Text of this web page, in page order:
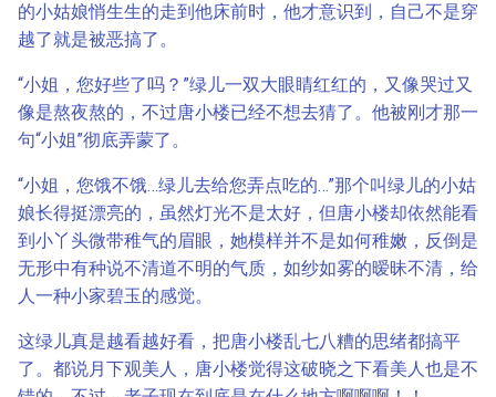
的小姑娘悄生生的走到他床前时，他才意识到，自己不是穿
越了就是被恶搞了。
“小姐，您好些了吗？”绿儿一双大眼睛红红的，又像哭过又
像是熬夜熬的，不过唐小楼已经不想去猜了。他被刚才那一
句“小姐”彻底弄蒙了。
“小姐，您饿不饿…绿儿去给您弄点吃的…”那个叫绿儿的小姑
娘长得挺漂亮的，虽然灯光不是太好，但唐小楼却依然能看
到小丫头微带稚气的眉眼，她模样并不是如何稚嫩，反倒是
无形中有种说不清道不明的气质，如纱如雾的暧昧不清，给
人一种小家碧玉的感觉。
这绿儿真是越看越好看，把唐小楼乱七八糟的思绪都搞平
了。都说月下观美人，唐小楼觉得这破晓之下看美人也是不